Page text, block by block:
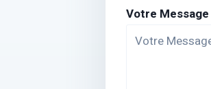
Votre Message